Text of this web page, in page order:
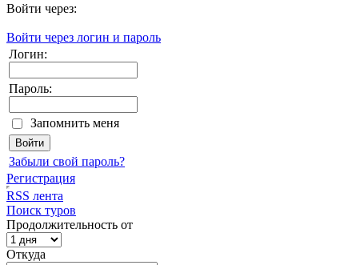
Войти через:
Войти через логин и пароль
Логин:
Пароль:
Запомнить меня
Забыли свой пароль?
Регистрация
RSS лента
Поиск туров
Продолжительность от
Откуда